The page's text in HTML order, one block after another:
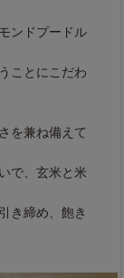
ンドプードル
ことにこだわ
を兼ね備えて
で、玄米と米
き締め、飽き